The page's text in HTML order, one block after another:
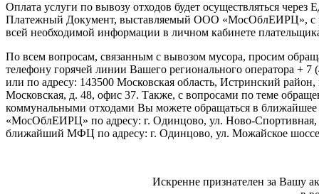
Оплата услуги по вывозу отходов будет осуществляться через
Платежный Документ, выставляемый ООО «МосОблЕИРЦ», с
всей необходимой информации в личном кабинете
По всем вопросам, связанным с вывозом мусора, просим
телефону горячей линии Вашего регионального оператора + 7
или по адресу: 143500 Московская область, Истринский район,
Московская, д. 48, офис 37. Также, с вопросами по теме
коммунальными отходами Вы можете обращаться в
«МосОблЕИРЦ» по адресу: г. Одинцово, ул. Ново-Спортивная,
ближайший МФЦ по адресу: г. Одинцово, ул. Можайское
Искренне признателен за Вашу